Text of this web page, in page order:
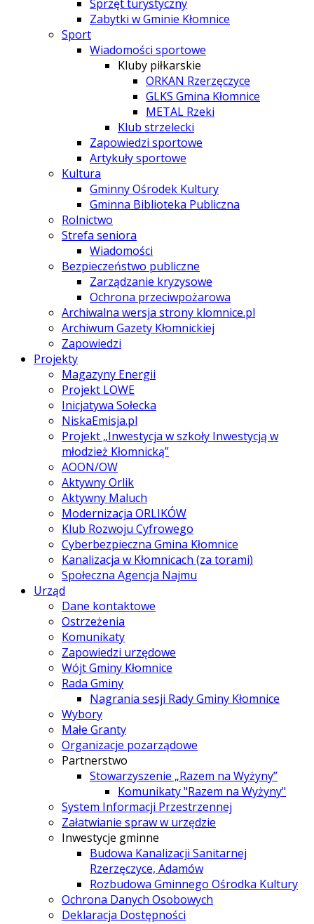
Sprzęt turystyczny
Zabytki w Gminie Kłomnice
Sport
Wiadomości sportowe
Kluby piłkarskie
ORKAN Rzerzęczyce
GLKS Gmina Kłomnice
METAL Rzeki
Klub strzelecki
Zapowiedzi sportowe
Artykuły sportowe
Kultura
Gminny Ośrodek Kultury
Gminna Biblioteka Publiczna
Rolnictwo
Strefa seniora
Wiadomości
Bezpieczeństwo publiczne
Zarządzanie kryzysowe
Ochrona przeciwpożarowa
Archiwalna wersja strony klomnice.pl
Archiwum Gazety Kłomnickiej
Zapowiedzi
Projekty
Magazyny Energii
Projekt LOWE
Inicjatywa Sołecka
NiskaEmisja.pl
Projekt „Inwestycja w szkoły Inwestycją w
młodzież Kłomnicką”
AOON/OW
Aktywny Orlik
Aktywny Maluch
Modernizacja ORLIKÓW
Klub Rozwoju Cyfrowego
Cyberbezpieczna Gmina Kłomnice
Kanalizacja w Kłomnicach (za torami)
Społeczna Agencja Najmu
Urząd
Dane kontaktowe
Ostrzeżenia
Komunikaty
Zapowiedzi urzędowe
Wójt Gminy Kłomnice
Rada Gminy
Nagrania sesji Rady Gminy Kłomnice
Wybory
Małe Granty
Organizacje pozarządowe
Partnerstwo
Stowarzyszenie „Razem na Wyżyny”
Komunikaty "Razem na Wyżyny"
System Informacji Przestrzennej
Załatwianie spraw w urzędzie
Inwestycje gminne
Budowa Kanalizacji Sanitarnej
Rzerzęczyce, Adamów
Rozbudowa Gminnego Ośrodka Kultury
Ochrona Danych Osobowych
Deklaracja Dostępności